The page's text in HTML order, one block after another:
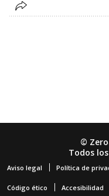
©
Todos
Aviso legal Política de
Código ético Accesibilidad